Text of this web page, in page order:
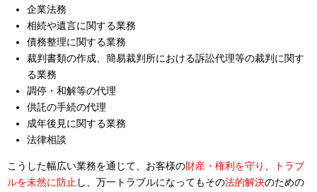
企業法務
相続や遺言に関する業務
債務整理に関する業務
裁判書類の作成、簡易裁判所における訴訟代理等の裁判に関す
る業務
調停・和解等の代理
供託の手続の代理
成年後見に関する業務
法律相談
こうした幅広い業務を通じて、お客様の財産・権利を守り
トラブ
ルを未然に防止 し、万一トラブルになってもその法的解決のための